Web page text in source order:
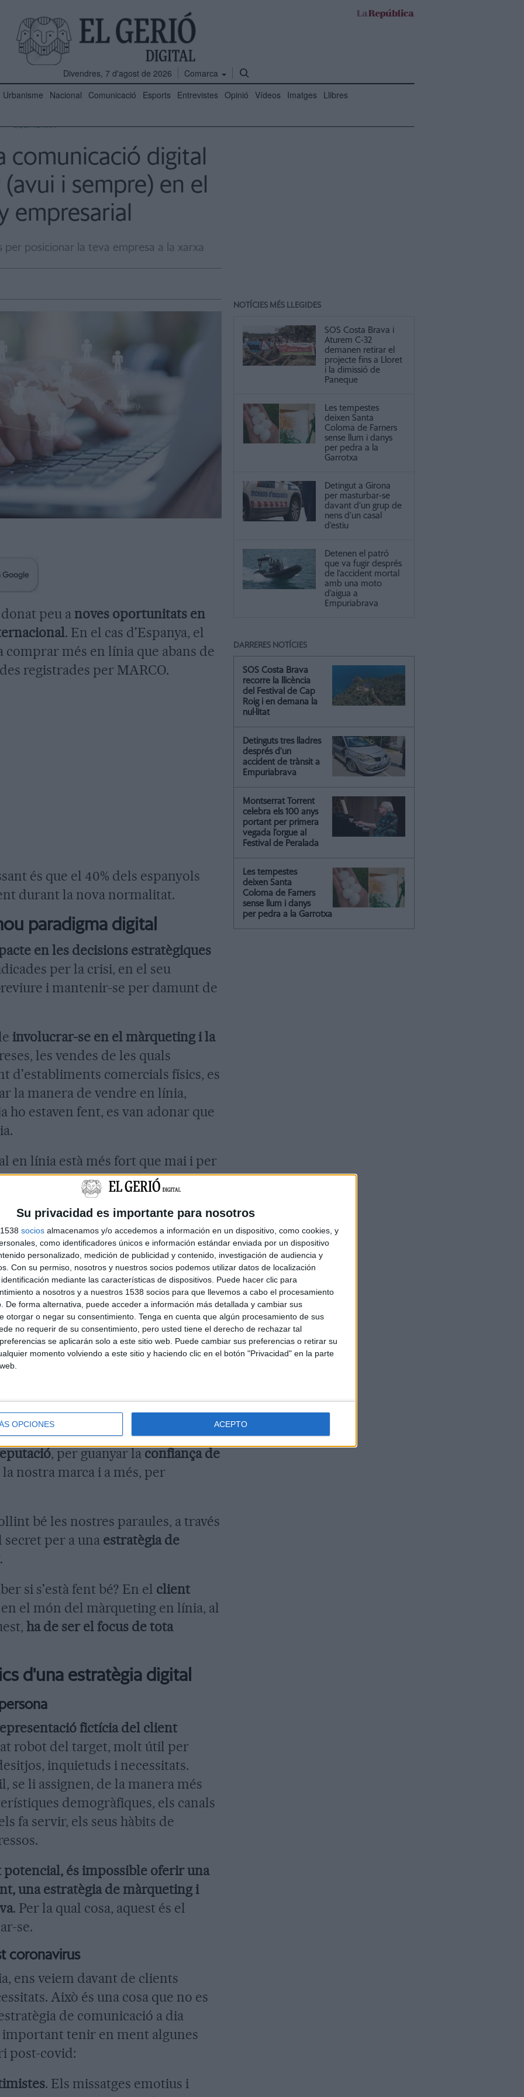
Su privacidad es importante para nosotros
socios almacenamos y/o accedemos a información en un dispositivo, como cookies, y
como identificadores únicos e información estándar enviada por un dispositivo
personalizado, medición de publicidad y contenido, investigación de audiencia y
Con su permiso, nosotros y nuestros socios podemos utilizar datos de localización
mediante las características de dispositivos. Puede hacer clic para
a nosotros y a nuestros 1538 socios para que llevemos a cabo el procesamiento
De forma alternativa, puede acceder a información más detallada y cambiar sus
otorgar o negar su consentimiento. Tenga en cuenta que algún procesamiento de sus
no requerir de su consentimiento, pero usted tiene el derecho de rechazar tal
se aplicarán solo a este sitio web. Puede cambiar sus preferencias o retirar su
momento volviendo a este sitio y haciendo clic en el botón "Privacidad" en la parte
OPCIONES ACEPTO
Divendres, 7 d'agost de 2026
Comarca
Urbanisme Nacional Comunicació Esports Entrevistes Opinió Vídeos Imatges Llibres
ECONOMIA
comunicació digital
i sempre) en el
empresarial
per posicionar la teva empresa a la xarxa
peu a noves oportunitats en
. En el cas d'Espanya, el
comprar més en línia que abans de
registrades per MARCO.
és que el 40% dels espanyols
durant la nova normalitat.
paradigma digital
en les decisions estratègiques
per la crisi, en el seu
i mantenir-se per damunt de
involucrar-se en el màrqueting i la
les vendes de les quals
d'establiments comercials físics, es
la manera de vendre en línia,
ho estaven fent, es van adonar que
en línia està més fort que mai i per
de comunicació digital i de
un imprescindible en el món
millors alternatives per
millors resultats, éscomptar amb
tot el seu coneixement per
. És a dir, contractar unaempresa
i prestigi en el sector.
comunicació en el
és clau per donar a
online. No només per
transmetre l'essència de la nostra
, per guanyar la confiança de
nostra marca i a més, per
bé les nostres paraules, a través
secret per a una estratègia de
.
si s'està fent bé? En el client
el món del màrqueting en línia, al
ha de ser el focus de tota
d'una estratègia digital
fictícia del client
robot del target, molt útil per
inquietuds i necessitats.
se li assignen, de la manera més
demogràfiques, els canals
fa servir, els seus hàbits de
potencial, és impossible oferir una
una estratègia de màrqueting i
. Per la qual cosa, aquest és el
se.
coronavirus
ens veiem davant de clients
Això és una cosa que no es
de comunicació a dia
important tenir en ment algunes
post-covid:
. Els missatges emotius i
NOTÍCIES MÉS LLEGIDES
SOS Costa Brava i
Aturem C-32
demanen retirar el
projecte fins a Lloret
i la dimissió de
Paneque
Les tempestes
deixen Santa
Coloma de Farners
sense llum i danys
per pedra a la
Garrotxa
Detingut a Girona
per masturbar-se
davant d’un grup de
nens d’un casal
d’estiu
Detenen el patró
que va fugir després
de l’accident mortal
amb una moto
d’aigua a
Empuriabrava
DARRERES NOTÍCIES
SOS Costa Brava
recorre la llicència
del Festival de Cap
Roig i en demana la
nul·litat
Detinguts tres lladres
després d’un
accident de trànsit a
Empuriabrava
Montserrat Torrent
celebra els 100 anys
portant per primera
vegada l’orgue al
Festival de Peralada
Les tempestes
deixen Santa
Coloma de Farners
sense llum i danys
per pedra a la Garrotxa